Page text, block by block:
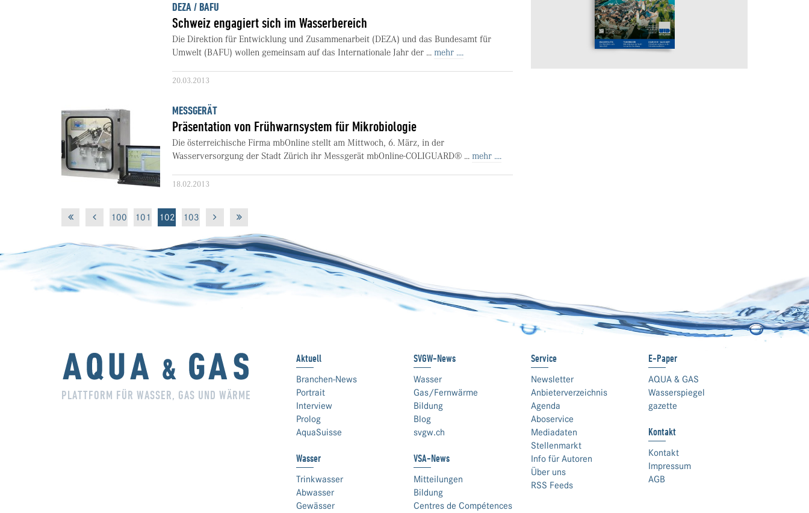
DEZA / BAFU
Schweiz engagiert sich im Wasserbereich
Die Direktion für Entwicklung und Zusammenarbeit (DEZA) und das Bundesamt für
Umwelt (BAFU) wollen gemeinsam auf das Internationale Jahr der ... mehr ....
20.03.2013
MESSGERÄT
Präsentation von Frühwarnsystem für Mikrobiologie
Die österreichische Firma mbOnline stellt am Mittwoch, 6. März, in der
Wasserversorgung der Stadt Zürich ihr Messgerät mbOnline-COLIGUARD® ... mehr ....
18.02.2013
100 101 102 103
PLATTFORM FÜR WASSER, GAS UND WÄRME
Aktuell
Branchen-News
Portrait
Interview
Prolog
AquaSuisse
Wasser
Trinkwasser
Abwasser
Gewässer
SVGW-News
Wasser
Gas/Fernwärme
Bildung
Blog
svgw.ch
VSA-News
Mitteilungen
Bildung
Centres de Compétences
Service
Newsletter
Anbieterverzeichnis
Agenda
Aboservice
Mediadaten
Stellenmarkt
Info für Autoren
Über uns
RSS Feeds
E-Paper
AQUA & GAS
Wasserspiegel
gazette
Kontakt
Kontakt
Impressum
AGB